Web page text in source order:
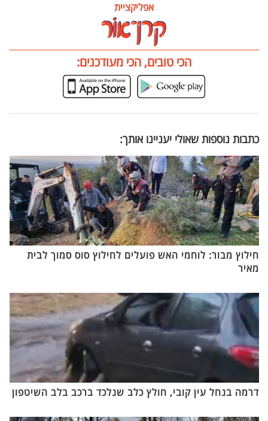
אפליקציית
הכי טובים, הכי מעודכנים:
כתבות נוספות שאולי יעניינו אותך:
חילוץ מבור: לוחמי האש פועלים לחילוץ סוס סמוך לבית
מאיר
דרמה בנחל עין קובי, חולץ כלב שנלכד ברכב בלב השיטפון